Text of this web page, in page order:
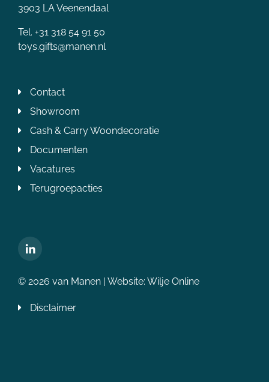
3903 LA Veenendaal
Tel. +31 318 54 91 50
toys.gifts@manen.nl
Contact
Showroom
Cash & Carry Woondecoratie
Documenten
Vacatures
Terugroepacties
© 2026 van Manen | Website: Wilje Online
Disclaimer